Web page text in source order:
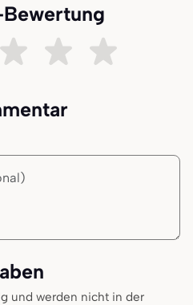
unzufrieden
Teils teils Ziemlich zufrieden
und werden nicht in der